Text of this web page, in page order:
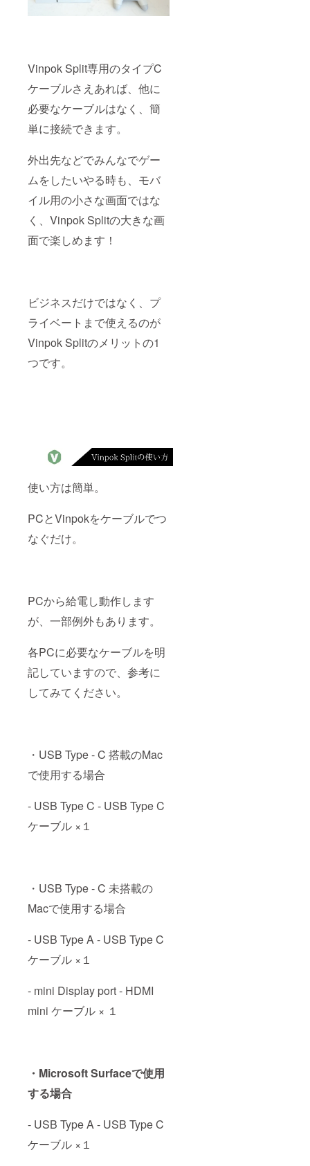
Vinpok Split専用のタイプC
ケーブルさえあれば、他に
必要なケーブルはなく、簡
単に接続できます。
外出先などでみんなでゲー
ムをしたいやる時も、モバ
イル用の小さな画面ではな
く、Vinpok Splitの大きな画
面で楽しめます！
ビジネスだけではなく、プ
ライベートまで使えるのが
Vinpok Splitのメリットの1
つです。
使い方は簡単。
PCとVinpokをケーブルでつ
なぐだけ。
PCから給電し動作します
が、一部例外もあります。
各PCに必要なケーブルを明
記していますので、参考に
してみてください。
・USB Type - C 搭載のMac
で使用する場合
- USB Type C - USB Type C
ケーブル ×１
・USB Type - C 未搭載の
Macで使用する場合
- USB Type A - USB Type C
ケーブル ×１
- mini Display port - HDMI
mini ケーブル × １
・Microsoft Surfaceで使用
する場合
- USB Type A - USB Type C
ケーブル ×１